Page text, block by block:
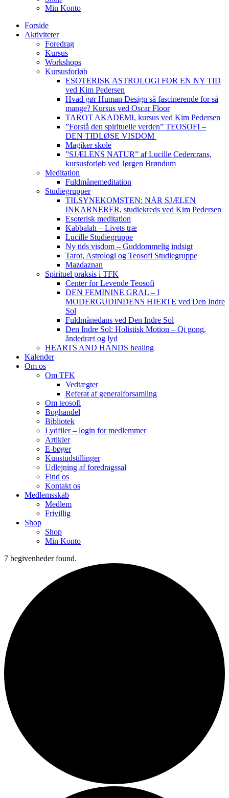
Min Konto
Forside
Aktiviteter
Foredrag
Kursus
Workshops
Kursusforløb
ESOTERISK ASTROLOGI FOR EN NY TID
ved Kim Pedersen
Hvad gør Human Design så fascinerende for så
mange? Kursus ved Oscar Floor
TAROT AKADEMI, kursus ved Kim Pedersen
”Forstå den spirituelle verden” TEOSOFI –
DEN TIDLØSE VISDOM
Magiker skole
”SJÆLENS NATUR” af Lucille Cedercrans,
kursusforløb ved Jørgen Brøndum
Meditation
Fuldmånemeditation
Studiegrupper
TILSYNEKOMSTEN: NÅR SJÆLEN
INKARNERER, studiekreds ved Kim Pedersen
Esoterisk meditation
Kabbalah – Livets træ
Lucille Studiegruppe
Ny tids visdom – Guddommelig indsigt
Tarot, Astrologi og Teosofi Studiegruppe
Mazdaznan
Spirituel praksis i TFK
Center for Levende Teosofi
DEN FEMININE GRAL – I
MODERGUDINDENS HJERTE ved Den Indre
Sol
Fuldmånedans ved Den Indre Sol
Den Indre Sol: Holistisk Motion – Qi gong,
åndedræt og lyd
HEARTS AND HANDS healing
Kalender
Om os
Om TFK
Vedtægter
Referat af generalforsamling
Om teosofi
Boghandel
Bibliotek
Lydfiler – login for medlemmer
Artikler
E-bøger
Kunstudstillinger
Udlejning af foredragssal
Find os
Kontakt os
Medlemsskab
Medlem
Frivillig
Shop
Shop
Min Konto
7 begivenheder found.